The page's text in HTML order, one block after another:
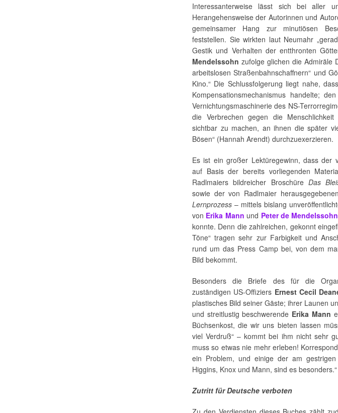
Interessanterweise lässt sich bei aller
Herangehensweise der Autorinnen und
gemeinsamer Hang zur minutiösen
feststellen. Sie wirkten laut Neumahr
Gestik und Verhalten der entthronten
Mendelssohn zufolge glichen die Admiräle
arbeitslosen Straßenbahnschaffnern“ und
Kino.“ Die Schlussfolgerung liegt nahe,
Kompensationsmechanismus handelte;
Vernichtungsmaschinerie des NS-
die Verbrechen gegen die
sichtbar zu machen, an ihnen die später
Bösen“ (Hannah Arendt) durchzuexerzieren.
Es ist ein großer Lektüregewinn, dass der
auf Basis der bereits vorliegenden
Radlmaiers bildreicher BroschüreDas
sowie der von Radlmaier
Lernprozess – mittels bislang
von Erika Mann und Peter de Mendelssohn
konnte. Denn die zahlreichen, gekonnt
Töne“ tragen sehr zur Farbigkeit und
rund um das Press Camp bei, von dem
Bild bekommt.
Besonders die Briefe des für die
zuständigen US-Offiziers Ernest Cecil
plastisches Bild seiner Gäste; ihrer Launen
und streitlustig beschwerende Erika Mann
Büchsenkost, die wir uns bieten lassen
viel Verdruß“ – kommt bei ihm nicht sehr
muss so etwas nie mehr erleben!
ein Problem, und einige der am gestrigen
Higgins, Knox und Mann, sind es besonders.“
Zutritt für Deutsche verboten